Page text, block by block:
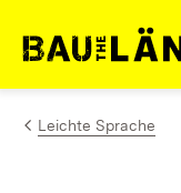
Zum Inhalt
Link zur Startseite
Leichte Sprache